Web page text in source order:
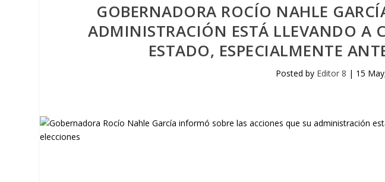
GOBERNADORA ROCÍO NAHLE
ADMINISTRACIÓN ESTÁ LLEVANDO A
ESTADO, ESPECIALMENTE
Posted by Editor 8 | 15